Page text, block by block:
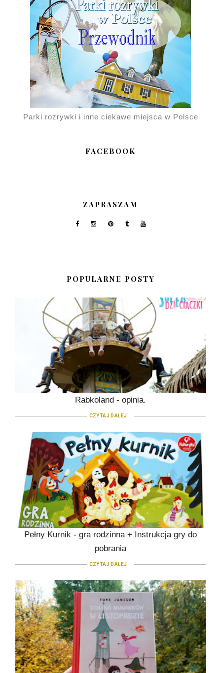
Parki rozrywki i inne ciekawe miejsca w Polsce
FACEBOOK
ZAPRASZAM
POPULARNE POSTY
Rabkoland - opinia.
CZYTAJ DALEJ
Pełny Kurnik - gra rodzinna + Instrukcja gry do
pobrania
CZYTAJ DALEJ